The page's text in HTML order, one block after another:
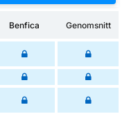
Benfica Genomsnitt